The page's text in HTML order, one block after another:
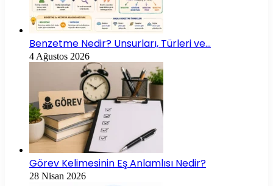
Benzetme Nedir? Unsurları, Türleri ve…
4 Ağustos 2026
Görev Kelimesinin Eş Anlamlısı Nedir?
28 Nisan 2026